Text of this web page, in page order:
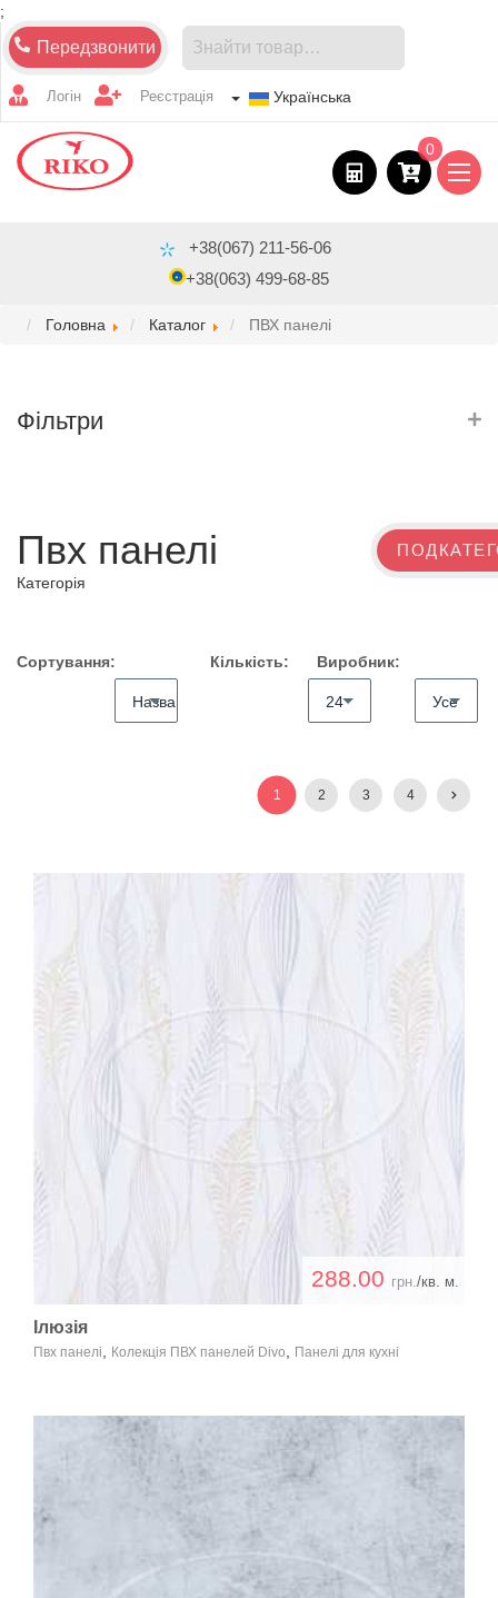
;
Передзвонити
Логін Реєстрація Українська
0
+38(067) 211-56-06
+38(063) 499-68-85
Головна Каталог ПВХ панелі
Фільтри
Пвх панелі
Категорія
Сортування:
Назва
Кількість:
24
Виробник:
Усе
1 2 3 4
288.00 грн./кв. м.
Ілюзія
Пвх панелі Колекція ПВХ панелей Divo Панелі для кухні